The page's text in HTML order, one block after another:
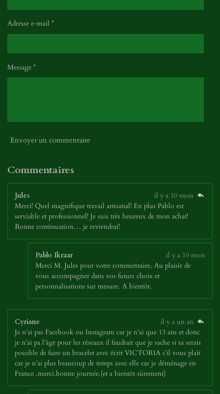
Adresse e-mail *
Message *
Envoyer un commentaire
Commentaires
Jules
il y a 10 mois
Merci! Quel magnifique travail artisanal! En plus Pablo est
serviable et professionnel! Je suis très heureux de mon achat!
Bonne continuation… je reviendrai!
Pablo Ikraar
il y a 10 mois
Merci M. Jules pour votre commentaire. Au plaisir de
vous accompagner dans vos futurs choix et
personnalisations sur mesure. A bientôt.
Cyriane
il y a un an
Je n’ai pas Facebook ou Instagram car je n’ai que 13 ans et donc
je n’ai pa l’âge pour les réseaux il faudrait que je sache si sa serais
possible de faire un bracelet avec écrit VICTORIA s’il vous plaît
car je n’ai plus beaucoup de temps avec elle car je déménage en
France .merci.bonne journée.(et a bientôt sûrement)